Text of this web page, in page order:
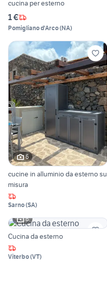
cucina per esterno
1 €
Pomigliano d'Arco(NA)
6
cucine in alluminio da esterno su
misura
Sarno(SA)
6
Cucina da esterno
Viterbo(VT)